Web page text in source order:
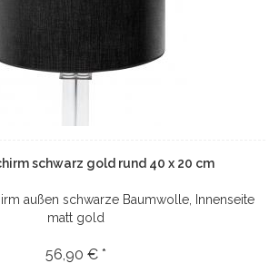
schwarz gold rund 40 x 20 cm
außen schwarze Baumwolle, Innenseite
matt gold
56,90 € *